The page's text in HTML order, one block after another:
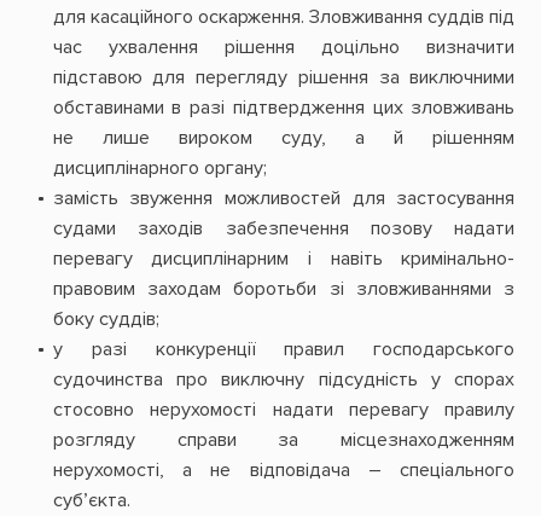
для касаційного оскарження. Зловживання суддів під
час ухвалення рішення доцільно визначити
підставою для перегляду рішення за виключними
обставинами в разі підтвердження цих зловживань
не лише вироком суду, а й рішенням
дисциплінарного органу;
замість звуження можливостей для застосування
судами заходів забезпечення позову надати
перевагу дисциплінарним і навіть кримінально-
правовим заходам боротьби зі зловживаннями з
боку суддів;
у разі конкуренції правил господарського
судочинства про виключну підсудність у спорах
стосовно нерухомості надати перевагу правилу
розгляду справи за місцезнаходженням
нерухомості, а не відповідача – спеціального
суб’єкта.